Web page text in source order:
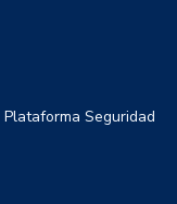
Plataforma Seguridad